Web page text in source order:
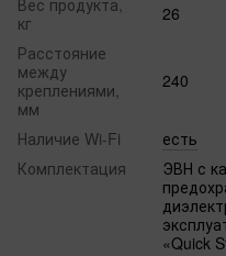
Вес продукта,
кг
26
Расстояние
между
креплениями,
мм
240
Наличие Wi-Fi
есть
Комплектация
ЭВН с
«Quick